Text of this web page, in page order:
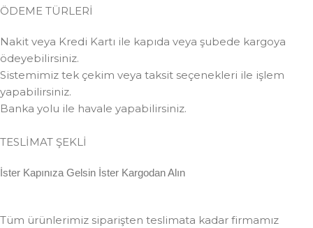
ÖDEME TÜRLERİ
Nakit veya Kredi Kartı ile kapıda veya şubede kargoya
ödeyebilirsiniz.
Sistemimiz tek çekim veya taksit seçenekleri ile işlem
yapabilirsiniz.
Banka yolu ile havale yapabilirsiniz.
TESLİMAT ŞEKLİ
İster Kapınıza Gelsin İster Kargodan Alın
Tüm ürünlerimiz siparişten teslimata kadar firmamız